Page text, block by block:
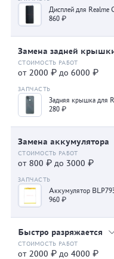
Дисплей для Realme
860 ₽
Замена задней
от 2000 ₽ до 6000 ₽
Задняя крышка для
280 ₽
Замена аккумулятора
от 800 ₽ до 3000 ₽
Аккумулятор
960 ₽
Быстро разряжается
от 2000 ₽ до 4000 ₽